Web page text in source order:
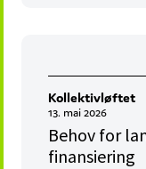
Kollektivløftet
13. mai 2026
Behov for
finansiering